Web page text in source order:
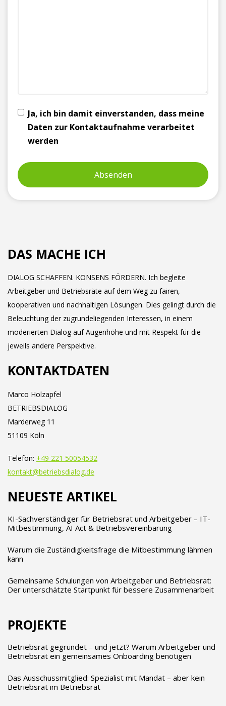
Ja, ich bin damit einverstanden, dass meine
Daten zur Kontaktaufnahme verarbeitet
werden
DAS MACHE ICH
DIALOG SCHAFFEN. KONSENS FÖRDERN. Ich begleite
Arbeitgeber und Betriebsräte auf dem Weg zu fairen,
kooperativen und nachhaltigen Lösungen. Dies gelingt durch die
Beleuchtung der zugrundeliegenden Interessen, in einem
moderierten Dialog auf Augenhöhe und mit Respekt für die
jeweils andere Perspektive.
KONTAKTDATEN
Marco Holzapfel
BETRIEBSDIALOG
Marderweg 11
51109 Köln
Telefon: +49 221 50054532
kontakt@betriebsdialog.de
NEUESTE ARTIKEL
KI-Sachverständiger für Betriebsrat und Arbeitgeber – IT-
Mitbestimmung, AI Act & Betriebsvereinbarung
Warum die Zuständigkeitsfrage die Mitbestimmung lähmen
kann
Gemeinsame Schulungen von Arbeitgeber und Betriebsrat:
Der unterschätzte Startpunkt für bessere Zusammenarbeit
PROJEKTE
Betriebsrat gegründet – und jetzt? Warum Arbeitgeber und
Betriebsrat ein gemeinsames Onboarding benötigen
Das Ausschussmitglied: Spezialist mit Mandat – aber kein
Betriebsrat im Betriebsrat